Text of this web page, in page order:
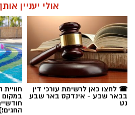
תגים:משטרה
אולי יעניין
☎ לחצו כאן לרשימת עורכי דין
בבאר שבע - אינדקס באר שבע
נט
החגים!)